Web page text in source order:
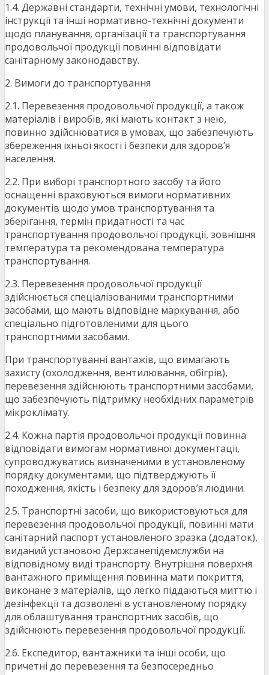
1.4. Державні стандарти, технічні умови, технологічні
інструкції та інші нормативно-технічні документи
щодо планування, організації та транспортування
продовольчої продукції повинні відповідати
санітарному законодавству.
2. Вимоги до транспортування
2.1. Перевезення продовольчої продукції, а також
матеріалів і виробів, які мають контакт з нею,
повинно здійснюватися в умовах, що забезпечують
збереження їхньої якості і безпеки для здоров’я
населення.
2.2. При виборі транспортного засобу та його
оснащенні враховуються вимоги нормативних
документів щодо умов транспортування та
зберігання, термін придатності та час
транспортування продовольчої продукції, зовнішня
температура та рекомендована температура
транспортування.
2.3. Перевезення продовольчої продукції
здійснюється спеціалізованими транспортними
засобами, що мають відповідне маркування, або
спеціально підготовленими для цього
транспортними засобами.
При транспортуванні вантажів, що вимагають
захисту (охолодження, вентилювання, обігрів),
перевезення здійснюють транспортними засобами,
що забезпечують підтримку необхідних параметрів
мікроклімату.
2.4. Кожна партія продовольчої продукції повинна
відповідати вимогам нормативної документації,
супроводжуватись визначеними в установленому
порядку документами, що підтверджують її
походження, якість і безпеку для здоров’я людини.
2.5. Транспортні засоби, що використовуються для
перевезення продовольчої продукції, повинні мати
санітарний паспорт установленого зразка (додаток),
виданий установою Держсанепідемслужби на
відповідному виді транспорту. Внутрішня поверхня
вантажного приміщення повинна мати покриття,
виконане з матеріалів, що легко піддаються миттю і
дезінфекції та дозволені в установленому порядку
для облаштування транспортних засобів, що
здійснюють перевезення продовольчої продукції.
2.6. Експедитор, вантажники та інші особи, що
причетні до перевезення та безпосередньо